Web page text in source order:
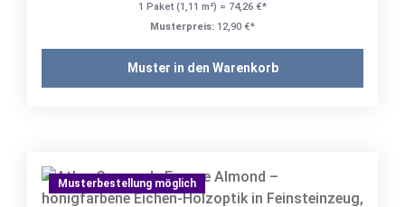
1 Paket (1,11 m²) = 74,26 €*
Musterpreis: 12,90 €*
Muster in den Warenkorb
Musterbestellung möglich